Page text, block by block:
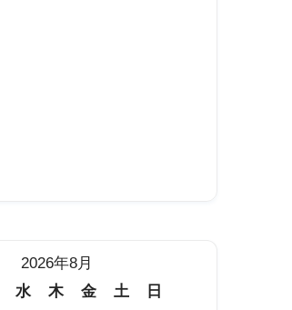
2026年8月
水 木 金 土
日